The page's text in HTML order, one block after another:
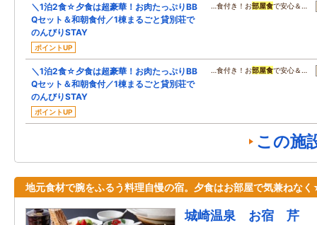
＼1泊2食☆夕食は超豪華！お肉たっぷりBB
Qセット＆和朝食付／1棟まるごと貸別荘で
のんびりSTAY
ポイントUP
…食付き！お部屋食で安心＆…
＼1泊2食☆夕食は超豪華！お肉たっぷりBB
Qセット＆和朝食付／1棟まるごと貸別荘で
のんびりSTAY
ポイントUP
…食付き！お部屋食で安心＆…
この施
地元食材で腕をふるう料理自慢の宿。夕食はお部屋で気兼ねな
城崎温泉 お宿 芹